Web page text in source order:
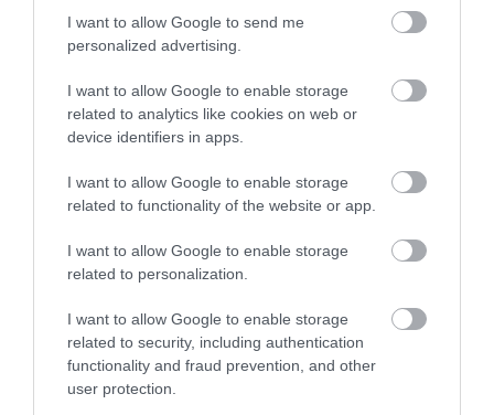
I want to allow Google to send me
personalized advertising.
I want to allow Google to enable storage
related to analytics like cookies on web or
device identifiers in apps.
I want to allow Google to enable storage
related to functionality of the website or app.
I want to allow Google to enable storage
related to personalization.
I want to allow Google to enable storage
related to security, including authentication
functionality and fraud prevention, and other
user protection.